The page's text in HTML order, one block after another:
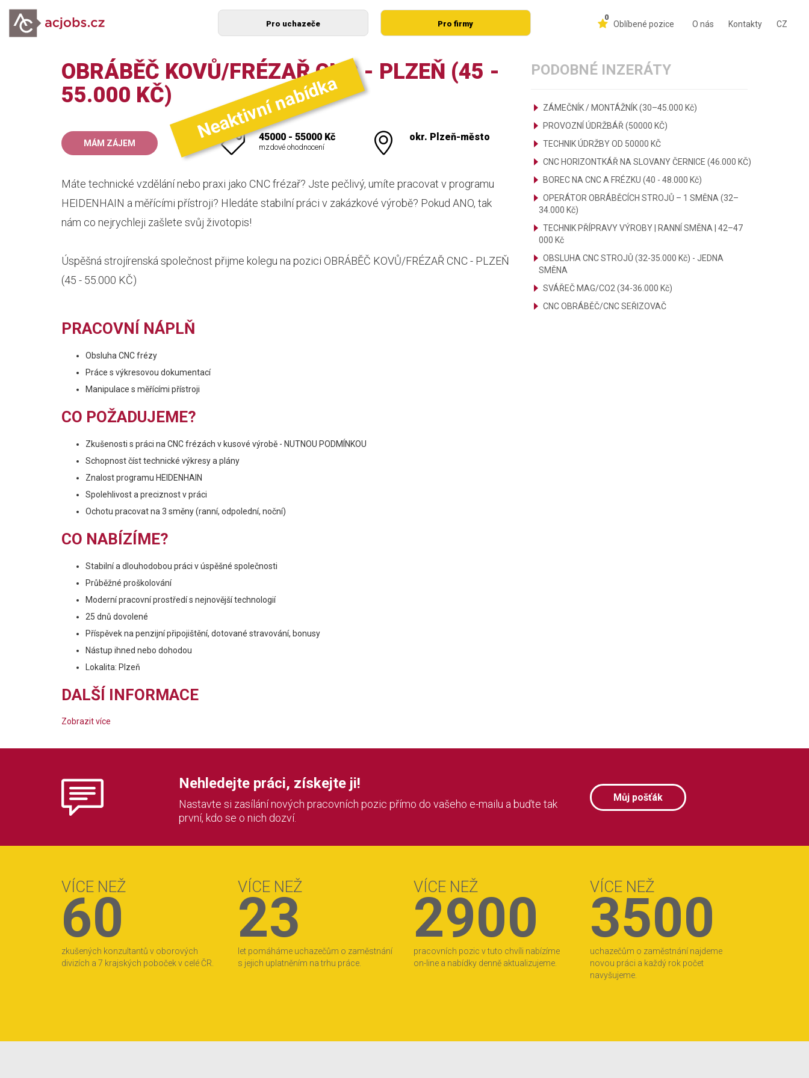
Pro uchazeče Pro firmy
0
Oblíbené pozice O nás Kontakty CZ
OBRÁBĚČ KOVŮ/FRÉZAŘ CNC - PLZEŇ (45 -
55.000 KČ)
Neaktivní nabídka
MÁM ZÁJEM
45000 - 55000 Kč
mzdové ohodnocení
okr. Plzeň-město
Máte technické vzdělání nebo praxi jako CNC frézař? Jste pečlivý, umíte pracovat v programu
HEIDENHAIN a měřícími přístroji? Hledáte stabilní práci v zakázkové výrobě? Pokud ANO, tak
nám co nejrychleji zašlete svůj životopis!
Úspěšná strojírenská společnost přijme kolegu na pozici OBRÁBĚČ KOVŮ/FRÉZAŘ CNC - PLZEŇ
(45 - 55.000 KČ)
PRACOVNÍ NÁPLŇ
Obsluha CNC frézy
Práce s výkresovou dokumentací
Manipulace s měřícími přístroji
CO POŽADUJEME?
Zkušenosti s práci na CNC frézách v kusové výrobě - NUTNOU PODMÍNKOU
Schopnost číst technické výkresy a plány
Znalost programu HEIDENHAIN
Spolehlivost a preciznost v práci
Ochotu pracovat na 3 směny (ranní, odpolední, noční)
CO NABÍZÍME?
Stabilní a dlouhodobou práci v úspěšné společnosti
Průběžné proškolování
Moderní pracovní prostředí s nejnovější technologií
25 dnů dovolené
Příspěvek na penzijní připojištění, dotované stravování, bonusy
Nástup ihned nebo dohodou
Lokalita: Plzeň
DALŠÍ INFORMACE
Zobrazit více
PODOBNÉ INZERÁTY
ZÁMEČNÍK / MONTÁŽNÍK (30–45.000 Kč)
PROVOZNÍ ÚDRŽBÁŘ (50000 KČ)
TECHNIK ÚDRŽBY OD 50000 KČ
CNC HORIZONTKÁŘ NA SLOVANY ČERNICE (46.000 KČ)
BOREC NA CNC A FRÉZKU (40 - 48.000 Kč)
OPERÁTOR OBRÁBĚCÍCH STROJŮ – 1 SMĚNA (32–
34.000 Kč)
TECHNIK PŘÍPRAVY VÝROBY | RANNÍ SMĚNA | 42–47
000 Kč
OBSLUHA CNC STROJŮ (32-35.000 Kč) - JEDNA
SMĚNA
SVÁŘEČ MAG/CO2 (34-36.000 Kč)
CNC OBRÁBĚČ/CNC SEŘIZOVAČ
Nehledejte práci, získejte ji!
Nastavte si zasílání nových pracovních pozic přímo do vašeho e-mailu a buďte tak
první, kdo se o nich dozví.
Můj pošťák
VÍCE NEŽ
60
zkušených konzultantů v oborových
divizích a 7 krajských poboček v celé ČR.
VÍCE NEŽ
23
let pomáháme uchazečům o zaměstnání
s jejich uplatněním na trhu práce.
VÍCE NEŽ
2900
pracovních pozic v tuto chvíli nabízíme
on-line a nabídky denně aktualizujeme.
VÍCE NEŽ
3500
uchazečům o zaměstnání najdeme
novou práci a každý rok počet
navyšujeme.